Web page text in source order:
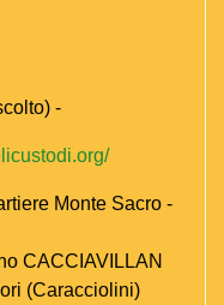
-
Monte Sacro -
CACCIAVILLAN
(Caracciolini)